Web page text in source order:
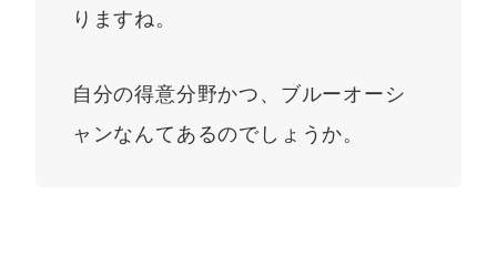
りますね。
自分の得意分野かつ、ブルーオーシ
ャンなんてあるのでしょうか。